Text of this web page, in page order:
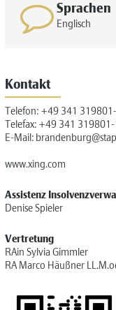
Sprachen
Englisch
Kontakt
Telefon: +49 341
Telefax: +49 341
E-Mail:
www.xing.com
Assistenz
Denise Spieler
Vertretung
RAin Sylvia Gimmler
RA Marco Häußner